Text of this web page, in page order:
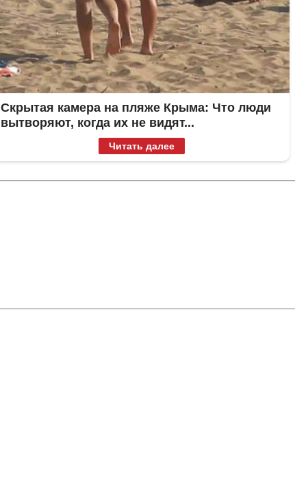
Скрытая камера на пляже Крыма: Что люди
вытворяют, когда их не видят...
Читать далее